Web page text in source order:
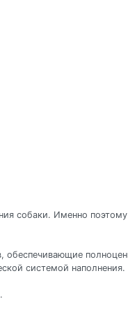
собаки. Именно
системой наполнения.